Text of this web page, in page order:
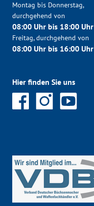
Montag bis Donnerstag,
durchgehend von
08:00 Uhr bis 18:00 Uhr
Freitag, durchgehend von
08:00 Uhr bis 16:00 Uhr
Hier finden Sie uns